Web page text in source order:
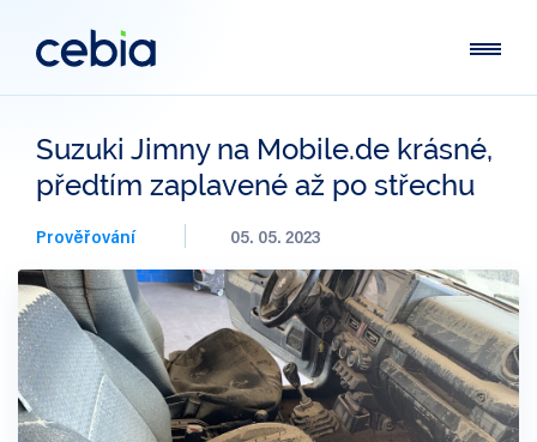
Suzuki Jimny na Mobile.de krásné,
předtím zaplavené až po střechu
Prověřování 05. 05. 2023